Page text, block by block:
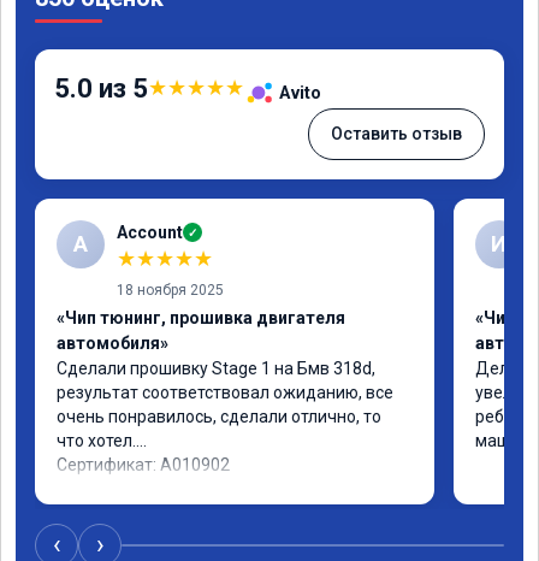
5.0 из 5★★★★★ Avito
Оставить отзыв
A Account ✓
★★★★★
18 ноября 2025
«Чип тюнинг, прошивка двигателя
автомобиля»
Сделали прошивку Stage 1 на Бмв 318d,
результат соответствовал ожиданию, все
очень понравилось, сделали отлично, то
что хотел.
Сертификат: A010902
И
«Чип
Делали
ребята
машина
‹ ›